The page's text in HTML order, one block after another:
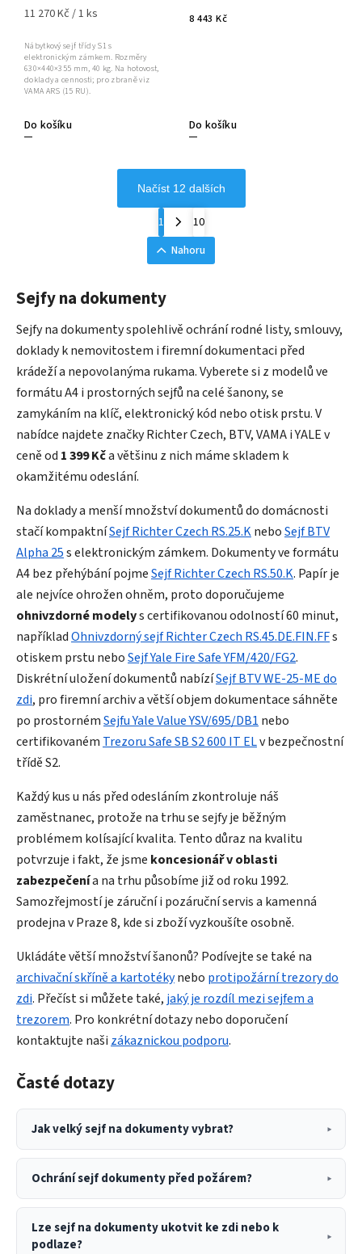
11 270 Kč / 1 ks
Do košíku
Nábytkový sejf třídy S1 s
elektronickým zámkem. Rozměry
630×440×355 mm, 40 kg. Na hotovost,
doklady a cennosti; pro zbraně viz
VAMA ARS (15 RU).
8 443 Kč
Do košíku
Načíst 12 dalších
1
10
Nahoru
Sejfy na dokumenty
Sejfy na dokumenty spolehlivě ochrání rodné listy, smlouvy,
doklady k nemovitostem i firemní dokumentaci před
krádeží a nepovolanýma rukama. Vyberete si z modelů ve
formátu A4 i prostorných sejfů na celé šanony, se
zamykáním na klíč, elektronický kód nebo otisk prstu. V
nabídce najdete značky Richter Czech, BTV, VAMA i YALE v
ceně od 1 399 Kča většinu z nich máme skladem k
okamžitému odeslání.
Na doklady a menší množství dokumentů do domácnosti
stačí kompaktníSejf Richter Czech RS.25.KneboSejf BTV
Alpha 25s elektronickým zámkem. Dokumenty ve formátu
A4 bez přehýbání pojmeSejf Richter Czech RS.50.K. Papír je
ale nejvíce ohrožen ohněm, proto doporučujeme
ohnivzdorné modelys certifikovanou odolností 60 minut,
napříkladOhnivzdorný sejf Richter Czech RS.45.DE.FIN.FFs
otiskem prstu neboSejf Yale Fire Safe YFM/420/FG2.
Diskrétní uložení dokumentů nabízíSejf BTV WE-25-ME do
zdi, pro firemní archiv a větší objem dokumentace sáhněte
po prostornémSejfu Yale Value YSV/695/DB1 nebo
certifikovaném Trezoru Safe SB S2 600 IT ELv bezpečnostní
třídě S2.
Každý kus u nás před odesláním zkontroluje náš
zaměstnanec, protože na trhu se sejfy je běžným
problémem kolísající kvalita. Tento důraz na kvalitu
potvrzuje i fakt, že jsme koncesionář v oblasti
zabezpečenía na trhu působíme již od roku 1992.
Samozřejmostí je záruční i pozáruční servis a kamenná
prodejna v Praze 8, kde si zboží vyzkoušíte osobně.
Ukládáte větší množství šanonů? Podívejte se také na
archivační skříně a kartotékynebo protipožární trezory do
zdi. Přečíst si můžete také, jaký je rozdíl mezi sejfem a
trezorem. Pro konkrétní dotazy nebo doporučení
kontaktujte naši zákaznickou podporu.
Časté dotazy
Jak velký sejf na dokumenty vybrat?
Ochrání sejf dokumenty před požárem?
Lze sejf na dokumenty ukotvit ke zdi nebo k
podlaze?